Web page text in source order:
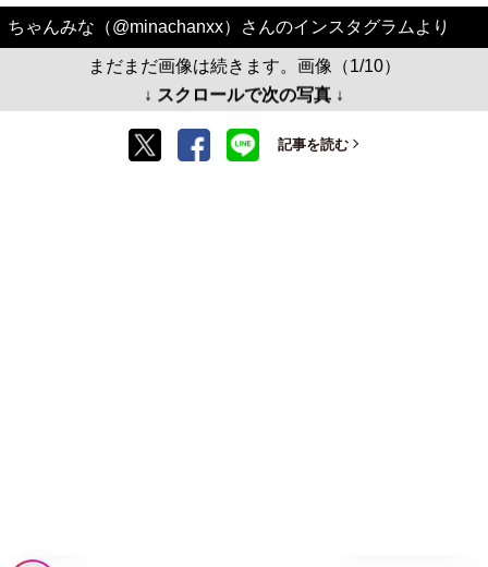
ちゃんみな（@minachanxx）さんのインスタグラムより
まだまだ画像は続きます。画像（1/10）
↓ スクロールで次の写真 ↓
記事を読む